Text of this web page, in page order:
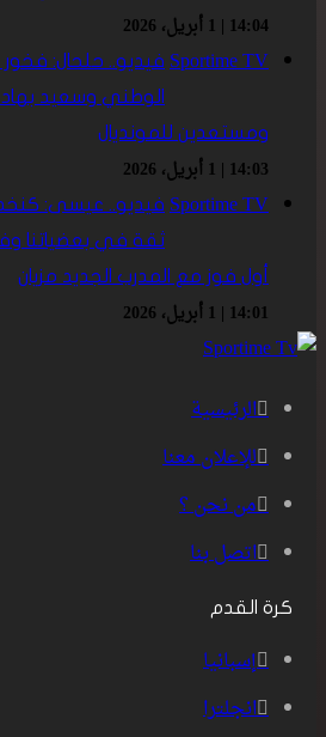
14:04 | 1 أبريل، 2026
Sportime TV فيديو.. حلحال:
الوطني وسعيد
ومستعدين للمونديال
14:03 | 1 أبريل، 2026
Sportime TV فيديو.. عيسى:
ثقة في بعضياتنا
أول فوز مع المدرب الجديد مزيان
14:01 | 1 أبريل، 2026
الرئيسية
للإعلان معنا
من نحن ؟
اتصل بنا
كرة القدم
إسبانيا
انجلترا